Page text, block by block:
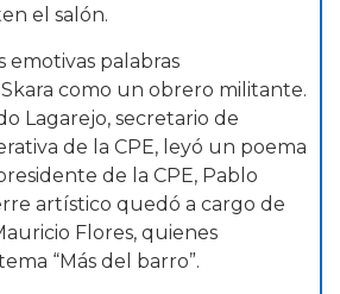
el salón.
emotivas palabras
como un obrero militante.
Lagarejo, secretario de
de la CPE, leyó un poema
de la CPE, Pablo
artístico quedó a cargo de
Flores, quienes
“Más del barro”.